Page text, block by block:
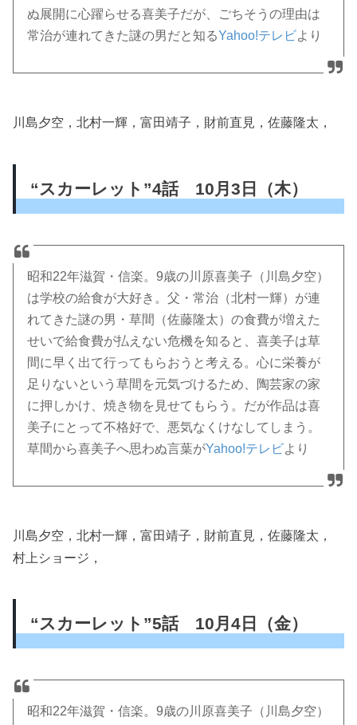
ぬ展開に心躍らせる喜美子だが、ごちそうの理由は
常治が連れてきた謎の男だと知るYahoo!テレビより
川島夕空，北村一輝，富田靖子，財前直見，佐藤隆太，
“スカーレット”4話 10月3日（木）
昭和22年滋賀・信楽。9歳の川原喜美子（川島夕空）
は学校の給食が大好き。父・常治（北村一輝）が連
れてきた謎の男・草間（佐藤隆太）の食費が増えた
せいで給食費が払えない危機を知ると、喜美子は草
間に早く出て行ってもらおうと考える。心に栄養が
足りないという草間を元気づけるため、陶芸家の家
に押しかけ、焼き物を見せてもらう。だが作品は喜
美子にとって不格好で、悪気なくけなしてしまう。
草間から喜美子へ思わぬ言葉がYahoo!テレビより
川島夕空，北村一輝，富田靖子，財前直見，佐藤隆太，
村上ショージ，
“スカーレット”5話 10月4日（金）
昭和22年滋賀・信楽。9歳の川原喜美子（川島夕空）